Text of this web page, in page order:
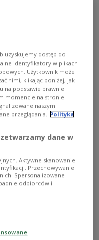
dlatego że ona
-
Jarosław
Polskiej Piosenki w
Piosenki w Opolu
Bogusław Mec
w Opolu.
uzyskujemy dostęp do
identyfikatory w plikach
Użytkownik może
nimi, klikając poniżej, jak
na podstawie prawnie
momencie na stronie
naszym
przeglądania.
Polityka
dane w
Aktywne skanowanie
Przechowywanie
Spersonalizowane
odbiorców i